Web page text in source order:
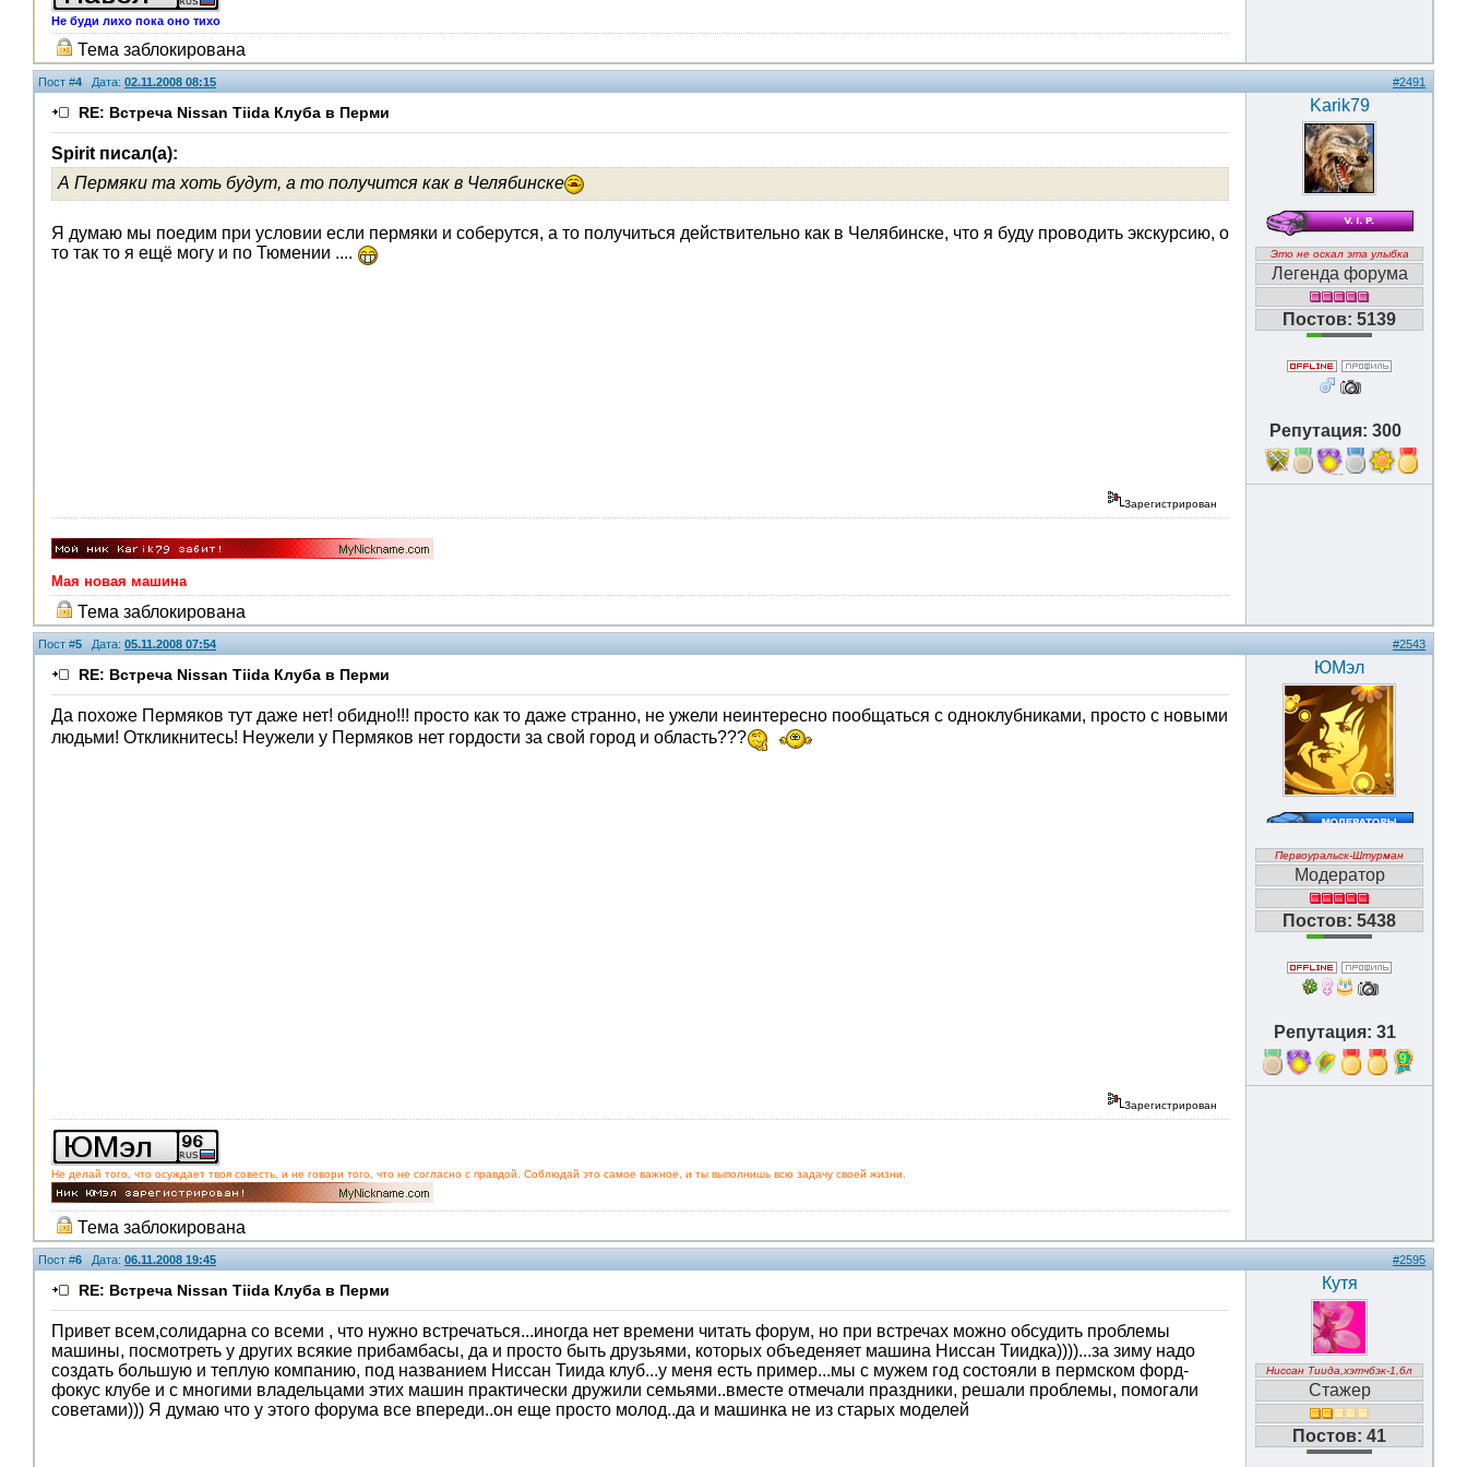
Не буди лихо пока оно тихо
Тема заблокирована
Пост #4Дата: 02.11.2008 08:15 #2491
RE: Встреча Nissan Tiida Клуба в Перми
Spirit писал(а):
А Пермяки та хоть будут, а то получится как в Челябинске
Я думаю мы поедим при условии если пермяки и соберутся, а то получиться действительно как в Челябинске, что я буду проводить экскурсию, о
то так то я ещё могу и по Тюмении ....
Karik79
Это не оскал эта улыбка
Легенда форума
Постов: 5139
Репутация: 300
11
Зарегистрирован
Мая новая машина
Тема заблокирована
Пост #5 Дата: 05.11.2008 07:54 #2543
RE: Встреча Nissan Tiida Клуба в Перми
Да похоже Пермяков тут даже нет! обидно!!! просто как то даже странно, не ужели неинтересно пообщаться с одноклубниками, просто с новыми
людьми! Откликнитесь! Неужели у Пермяков нет гордости за свой город и область???
ЮМэл
Первоуральск-Штурман
Модератор
Постов: 5438
Репутация: 31
9
Зарегистрирован
Не делай того, что осуждает твоя совесть, и не говори того, что не согласно с правдой. Соблюдай это самое важное, и ты выполнишь всю задачу своей жизни.
Тема заблокирована
Пост #6 Дата: 06.11.2008 19:45 #2595
RE: Встреча Nissan Tiida Клуба в Перми
Привет всем,солидарна со всеми , что нужно встречаться...иногда нет времени читать форум, но при встречах можно обсудить проблемы
машины, посмотреть у других всякие прибамбасы, да и просто быть друзьями, которых объеденяет машина Ниссан Тиидка))))...за зиму надо
создать большую и теплую компанию, под названием Ниссан Тиида клуб...у меня есть пример...мы с мужем год состояли в пермском форд-
фокус клубе и с многими владельцами этих машин практически дружили семьями..вместе отмечали праздники, решали проблемы, помогали
советами))) Я думаю что у этого форума все впереди..он еще просто молод..да и машинка не из старых моделей
Кутя
Ниссан Тиида,хэтчбэк-1,6л
Стажер
Постов: 41